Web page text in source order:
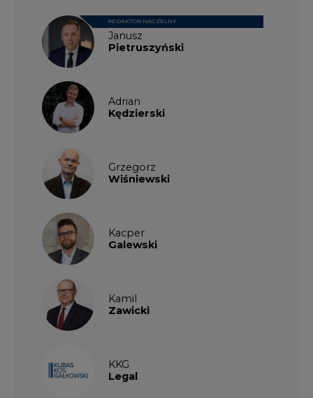
Janusz
Pietruszyński
REDAKTOR NACZELNY
Adrian
Kędzierski
Grzegorz
Wiśniewski
Kacper
Galewski
Kamil
Zawicki
KKG
Legal